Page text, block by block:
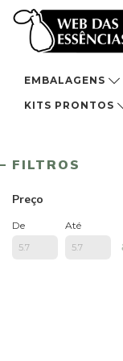
EMBALAGENS
KITS PRONTOS
FILTROS
Preço
De Até